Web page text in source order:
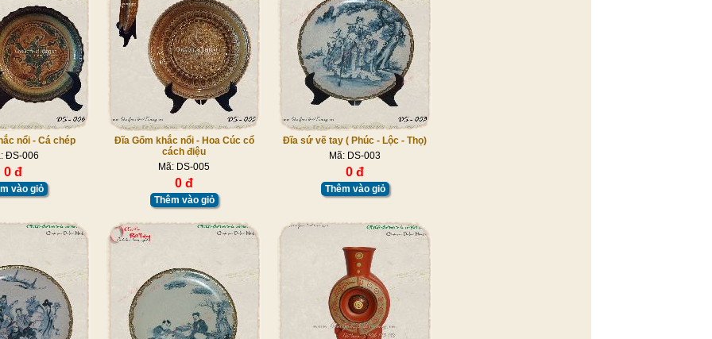
nổi - Cá chép
ĐS-006
0 đ
vào giỏ
Đĩa Gốm khắc nổi - Hoa Cúc cổ
cách điệu
Mã: DS-005
0 đ
Thêm vào giỏ
Đĩa sứ vẽ tay ( Phúc - Lộc - Thọ)
Mã: DS-003
0 đ
Thêm vào giỏ